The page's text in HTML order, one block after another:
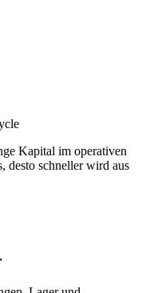
Kapital im operativen
desto schneller wird aus